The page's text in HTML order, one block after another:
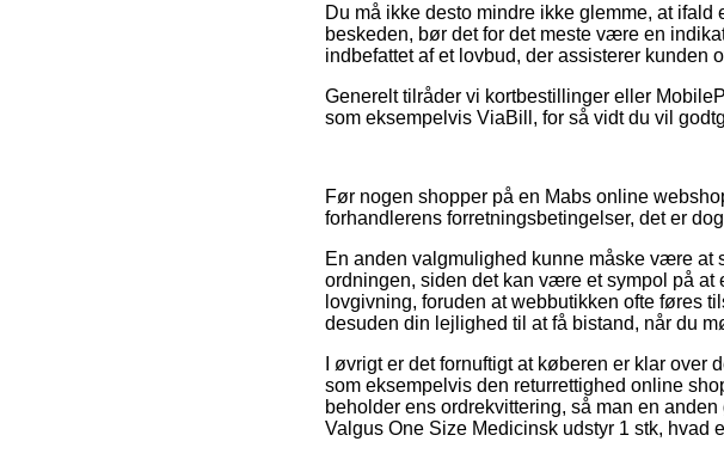
Du må ikke desto mindre ikke glemme, at
beskeden, bør det for det meste være en
indbefattet af et lovbud, der assisterer kunden
Generelt tilråder vi kortbestillinger eller
som eksempelvis ViaBill, for så vidt du vil
Før nogen shopper på en Mabs online
forhandlerens forretningsbetingelser, det er
En anden valgmulighed kunne måske være
ordningen, siden det kan være et sympol på
lovgivning, foruden at webbutikken ofte føres
desuden din lejlighed til at få bistand, når du
I øvrigt er det fornuftigt at køberen er klar
som eksempelvis den returrettighed online
beholder ens ordrekvittering, så man en
Valgus One Size Medicinsk udstyr 1 stk, hvad